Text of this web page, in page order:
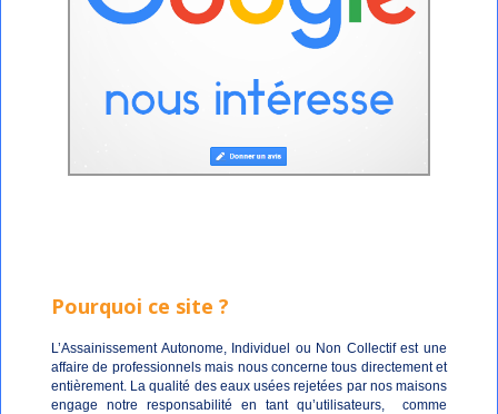
Pourquoi ce site ?
L’Assainissement Autonome, Individuel ou Non Collectif est une
affaire de professionnels mais nous concerne tous directement et
entièrement. La qualité des eaux usées rejetées par nos maisons
engage notre responsabilité en tant qu’utilisateurs, comme